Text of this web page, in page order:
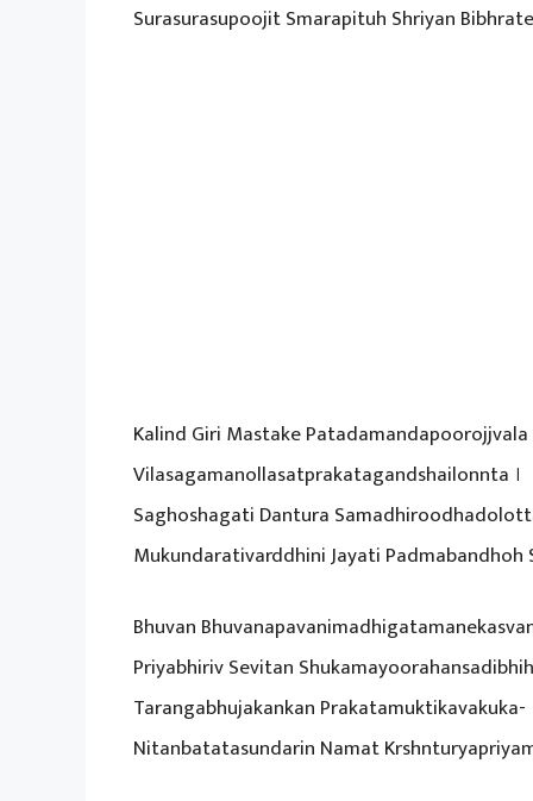
Surasurasupoojit Smarapituh Shriyan
Kalind Giri Mastake Patadamandapoorojjvala
Vilasagamanollasatprakatagandshailonnta ।
Saghoshagati Dantura
Mukundarativarddhini Jayati Padmabandhoh
Bhuvan
Priyabhiriv Sevitan
Tarangabhujakankan Prakatamuktikavakuka-
Nitanbatatasundarin Namat